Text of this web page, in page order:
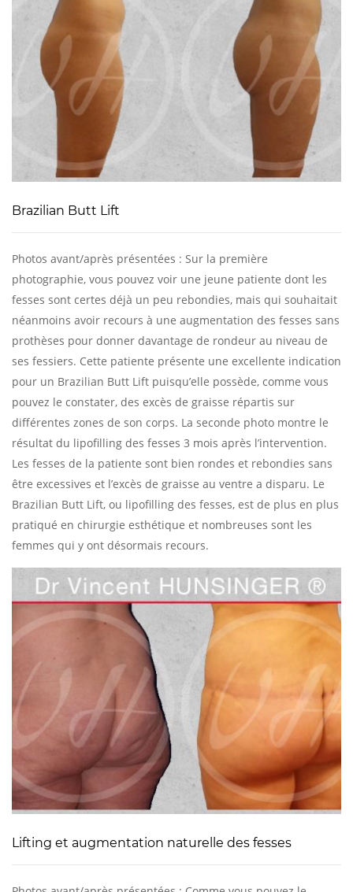
Brazilian Butt Lift
Photos avant/après présentées : Sur la première
photographie, vous pouvez voir une jeune patiente dont les
fesses sont certes déjà un peu rebondies, mais qui souhaitait
néanmoins avoir recours à une augmentation des fesses sans
prothèses pour donner davantage de rondeur au niveau de
ses fessiers. Cette patiente présente une excellente indication
pour un Brazilian Butt Lift puisqu’elle possède, comme vous
pouvez le constater, des excès de graisse répartis sur
différentes zones de son corps. La seconde photo montre le
résultat du lipofilling des fesses 3 mois après l’intervention.
Les fesses de la patiente sont bien rondes et rebondies sans
être excessives et l’excès de graisse au ventre a disparu. Le
Brazilian Butt Lift, ou lipofilling des fesses, est de plus en plus
pratiqué en chirurgie esthétique et nombreuses sont les
femmes qui y ont désormais recours.
Lifting et augmentation naturelle des fesses